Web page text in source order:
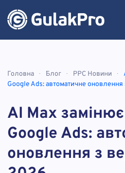
Skip to main content
Головна Блог PPC Новини
Google Ads: автоматичне
AI Max
Google Ads:
оновлення з